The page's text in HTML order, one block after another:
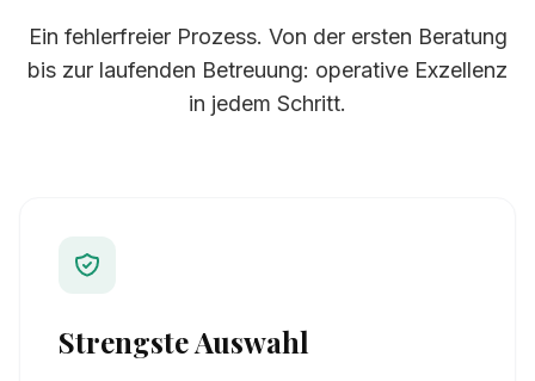
Ein fehlerfreier Prozess. Von der ersten Beratung
bis zur laufenden Betreuung: operative Exzellenz
in jedem Schritt.
Strengste Auswahl